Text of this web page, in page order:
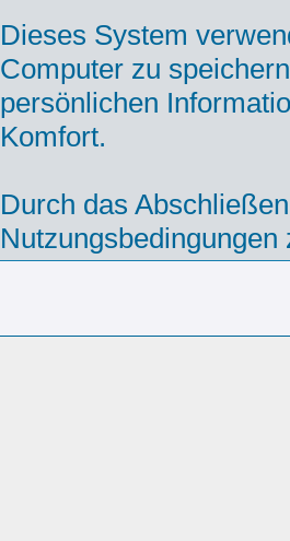
Dieses System
Computer zu
persönlichen
Komfort.
Durch das
Nutzungsbedingungen